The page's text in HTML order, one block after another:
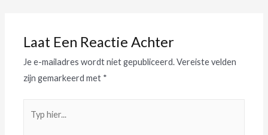
Laat Een Reactie Achter
Je e-mailadres wordt niet gepubliceerd.Vereiste velden
zijn gemarkeerd met *